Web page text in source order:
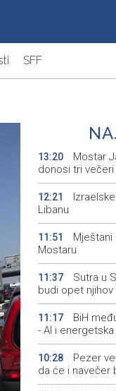
SFF
13:20
Mostar
donosi tri
12:21
Libanu
11:51
Mještani
Mostaru
11:37
Sutra u
budi opet njihov
11:17
BiH
- AI i
10:28
Pezer
da će i navečer